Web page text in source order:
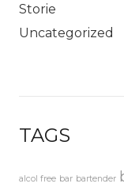
Storie
Uncategorized
TAGS
alcol free bar bartender